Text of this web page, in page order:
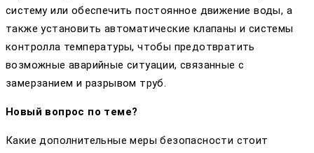
систему или обеспечить постоянное движение воды, а
также установить автоматические клапаны и системы
контролла температуры, чтобы предотвратить
возможные аварийные ситуации, связанные с
замерзанием и разрывом труб.
Новый вопрос по теме?
Какие дополнительные меры безопасности стоит